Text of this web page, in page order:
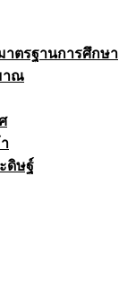
ตรฐานการศึกษา
าณ
ดิษฐ์